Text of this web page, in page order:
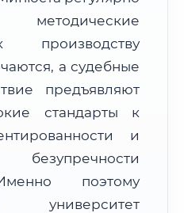
6–8 рабочих дней
методические
производству
а судебные
предъявляют
стандарты к
и
безупречности
поэтому
университет